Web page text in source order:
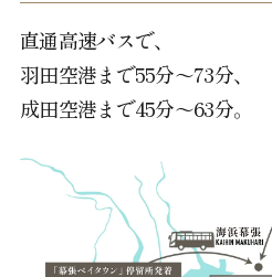
直通高速バスで、
羽田空港まで55分～73分、
成田空港まで45分～63分。